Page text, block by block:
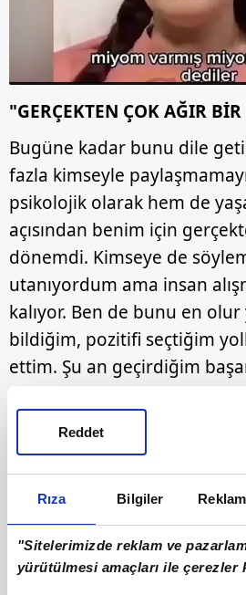
Rıza Bilgiler
"Sitelerimizde reklam ve
yürütülmesi amaçları ile çerezler
Reddet
"GERÇEKTEN ÇOK AĞIR
Bugüne kadar bunu dile
fazla kimseyle
psikolojik olarak hem de
açısından benim için
dönemdi. Kimseye de
utanıyordum ama insan
kalıyor. Ben de bunu en
bildiğim, pozitifi seçtiğim
ettim. Şu an geçirdiğim
olmam ve hayatıma,
devam edecek gücü
sayesinde bunu
buluyorum."